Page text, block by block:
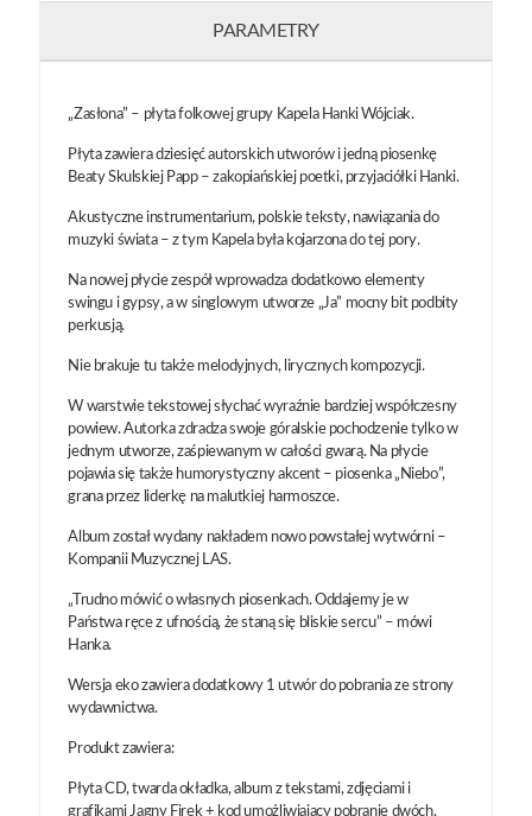
PARAMETRY
„Zasłona” – płyta folkowej grupy Kapela Hanki Wójciak.
Płyta zawiera dziesięć autorskich utworów i jedną piosenkę
Beaty Skulskiej Papp – zakopiańskiej poetki, przyjaciółki Hanki.
Akustyczne instrumentarium, polskie teksty, nawiązania do
muzyki świata – z tym Kapela była kojarzona do tej pory.
Na nowej płycie zespół wprowadza dodatkowo elementy
swingu i gypsy, a w singlowym utworze „Ja” mocny bit podbity
perkusją.
Nie brakuje tu także melodyjnych, lirycznych kompozycji.
W warstwie tekstowej słychać wyraźnie bardziej współczesny
powiew. Autorka zdradza swoje góralskie pochodzenie tylko w
jednym utworze, zaśpiewanym w całości gwarą. Na płycie
pojawia się także humorystyczny akcent – piosenka „Niebo”,
grana przez liderkę na malutkiej harmoszce.
Album został wydany nakładem nowo powstałej wytwórni –
Kompanii Muzycznej LAS.
„Trudno mówić o własnych piosenkach. Oddajemy je w
Państwa ręce z ufnością, że staną się bliskie sercu” – mówi
Hanka.
Wersja eko zawiera dodatkowy 1 utwór do pobrania ze strony
wydawnictwa.
Produkt zawiera:
Płyta CD, twarda okładka, album z tekstami, zdjęciami i
grafikami Jagny Firek + kod umożliwiający pobranie dwóch,